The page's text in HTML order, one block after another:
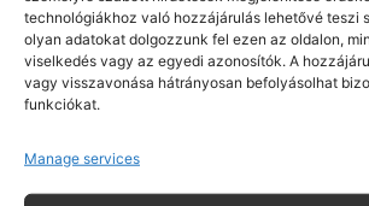
technológiákhoz való hozzájárulás lehetővé teszi
olyan adatokat dolgozzunk fel ezen az oldalon,
viselkedés vagy az egyedi azonosítók. A
vagy visszavonása hátrányosan befolyásolhat
funkciókat.
Manage services